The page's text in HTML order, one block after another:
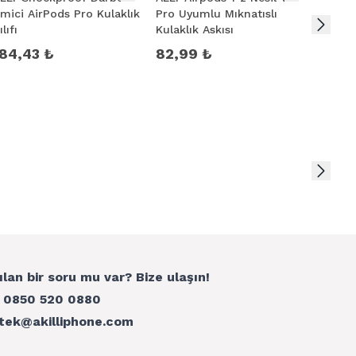
AirPods Pro Kulaklık
₺
Pro Uyumlu Mıknatıslı
Kulaklık Askısı
82,99 ₺
Kılıf
bir soru mu var? Bize ulaşın!
0850 520 0880